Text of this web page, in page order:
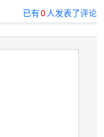
已有0 人发表了评论